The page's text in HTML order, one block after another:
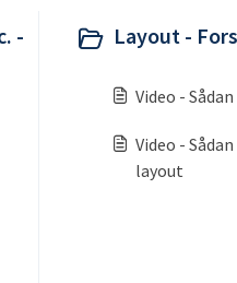
-
Layout -
Video -
Video -
layout